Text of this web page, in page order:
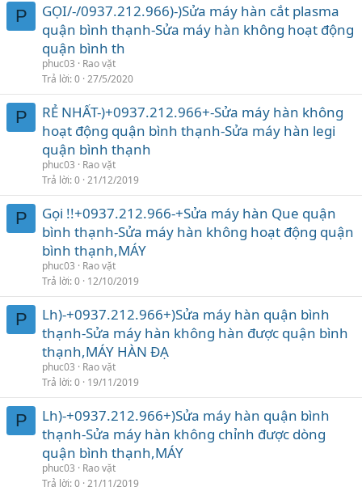
P
GỌI/-/0937.212.966)-)Sửa máy hàn cắt plasma
quận bình thạnh-Sửa máy hàn không hoạt động
quận bình th
phuc03
Rao vặt
Trả lời 0 27/5/2020
P
RẺ NHẤT-)+0937.212.966+-Sửa máy hàn không
hoạt động quận bình thạnh-Sửa máy hàn legi
quận bình thạnh
phuc03
Rao vặt
Trả lời 0 21/12/2019
P
Gọi !!+0937.212.966-+Sửa máy hàn Que quận
bình thạnh-Sửa máy hàn không hoạt động quận
bình thạnh,MÁY
phuc03
Rao vặt
Trả lời 0 12/10/2019
P
Lh)-+0937.212.966+)Sửa máy hàn quận bình
thạnh-Sửa máy hàn không hàn được quận bình
thạnh,MÁY HÀN ĐẠ
phuc03
Rao vặt
Trả lời 0 19/11/2019
P
Lh)-+0937.212.966+)Sửa máy hàn quận bình
thạnh-Sửa máy hàn không chỉnh được dòng
quận bình thạnh,MÁY
phuc03
Rao vặt
Trả lời 0 21/11/2019